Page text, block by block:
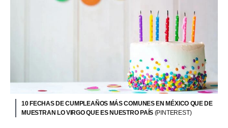
10 FECHAS DE CUMPLEAÑOS MÁS COMUNES EN MÉXICO QUE DE
MUESTRAN LO VIRGO QUE ES NUESTRO PAÍS (PINTEREST)